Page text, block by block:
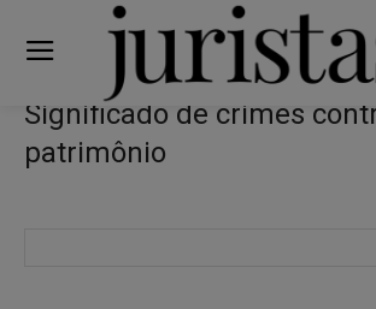
Significado de crimes
patrimônio